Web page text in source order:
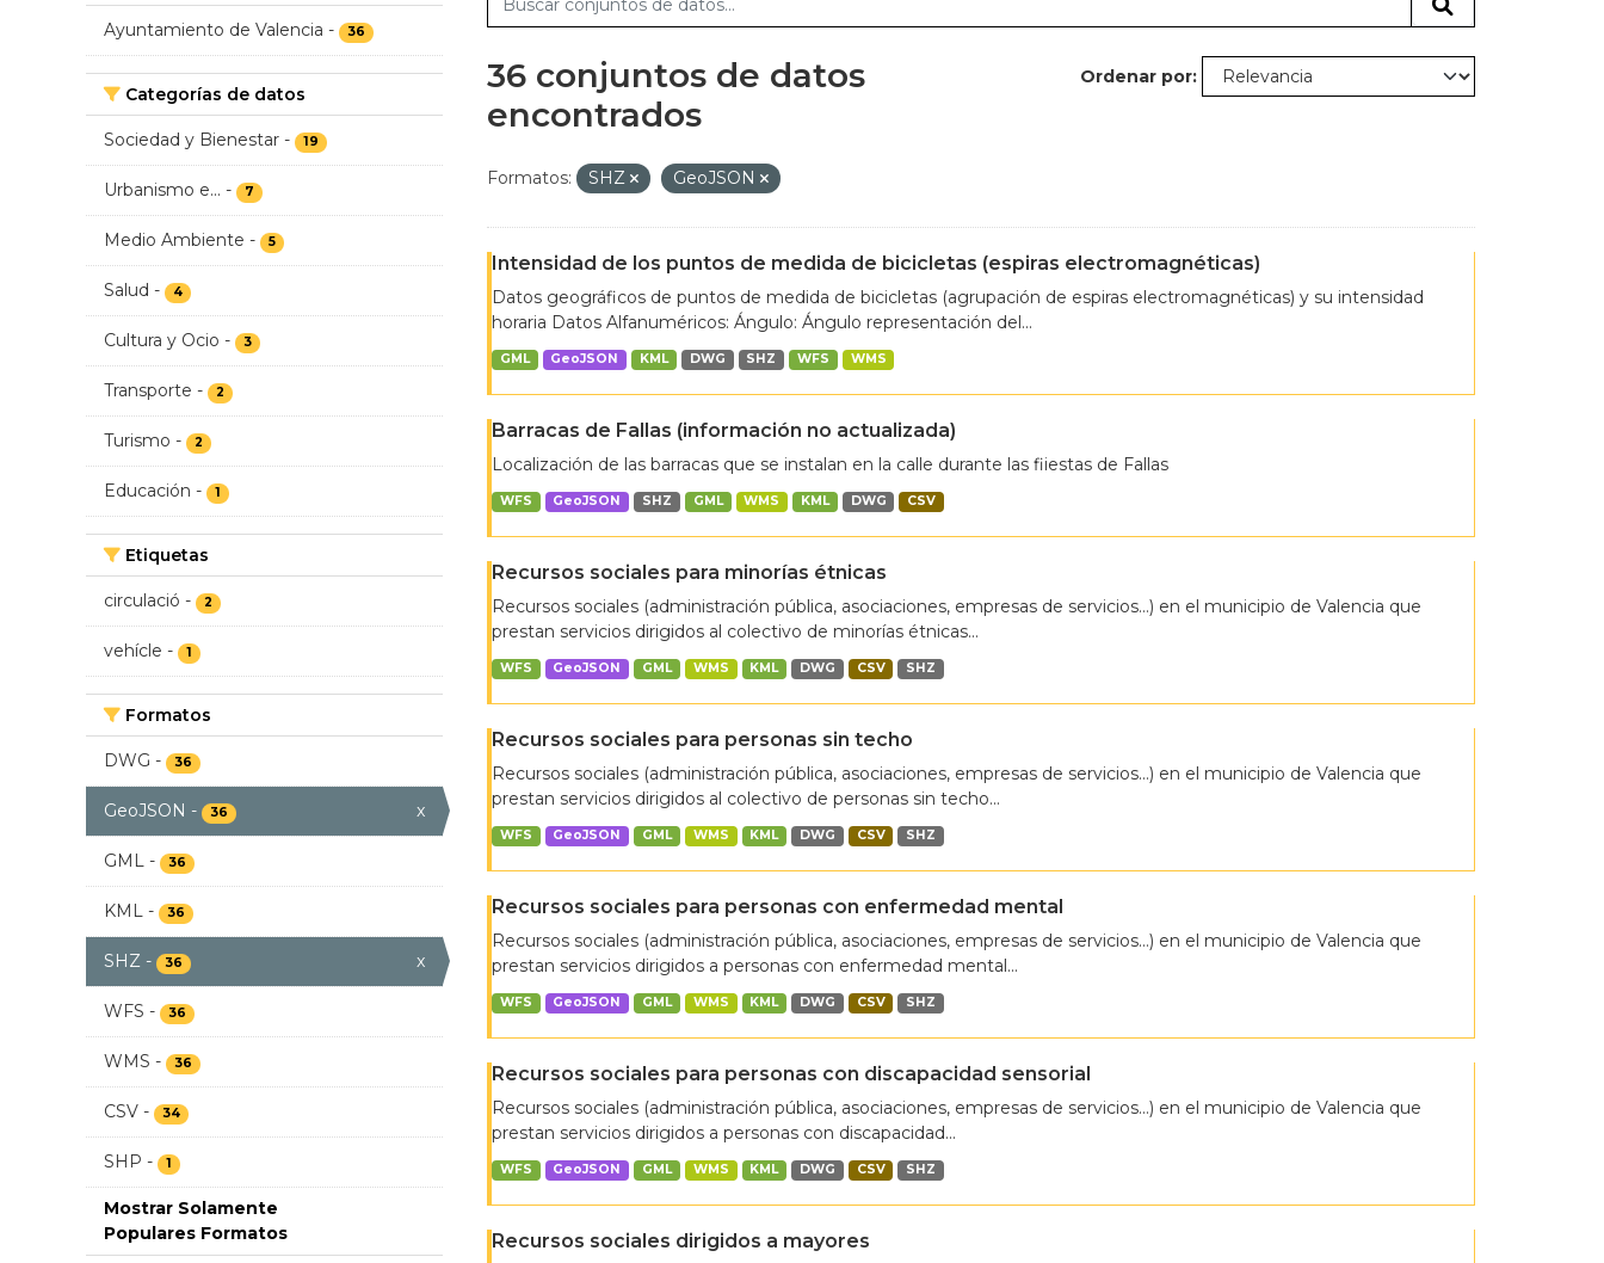
Ayuntamiento de Valencia - 36
Categorías de datos
Sociedad y Bienestar - 19
Urbanismo e... - 7
Medio Ambiente - 5
Salud - 4
Cultura y Ocio - 3
Transporte - 2
Turismo - 2
Educación - 1
Etiquetas
circulació - 2
vehícle - 1
Formatos
DWG - 36
GeoJSON - 36 x
GML - 36
KML - 36
SHZ - 36 x
WFS - 36
WMS - 36
CSV - 34
SHP - 1
Mostrar Solamente
Populares Formatos
Ordenar por
36 conjuntos de datos
encontrados
Formatos: SHZ GeoJSON
Intensidad de los puntos de medida de bicicletas (espiras electromagnéticas)
Datos geográficos de puntos de medida de bicicletas (agrupación de espiras electromagnéticas) y su intensidad
horaria Datos Alfanuméricos: Ángulo: Ángulo representación del...
GML GeoJSON KML DWG SHZ WFS WMS
Barracas de Fallas (información no actualizada)
Localización de las barracas que se instalan en la calle durante las fiiestas de Fallas
WFS GeoJSON SHZ GML WMS KML DWG CSV
Recursos sociales para minorías étnicas
Recursos sociales (administración pública, asociaciones, empresas de servicios…) en el municipio de Valencia que
prestan servicios dirigidos al colectivo de minorías étnicas...
WFS GeoJSON GML WMS KML DWG CSV SHZ
Recursos sociales para personas sin techo
Recursos sociales (administración pública, asociaciones, empresas de servicios…) en el municipio de Valencia que
prestan servicios dirigidos al colectivo de personas sin techo...
WFS GeoJSON GML WMS KML DWG CSV SHZ
Recursos sociales para personas con enfermedad mental
Recursos sociales (administración pública, asociaciones, empresas de servicios…) en el municipio de Valencia que
prestan servicios dirigidos a personas con enfermedad mental...
WFS GeoJSON GML WMS KML DWG CSV SHZ
Recursos sociales para personas con discapacidad sensorial
Recursos sociales (administración pública, asociaciones, empresas de servicios…) en el municipio de Valencia que
prestan servicios dirigidos a personas con discapacidad...
WFS GeoJSON GML WMS KML DWG CSV SHZ
Recursos sociales dirigidos a mayores